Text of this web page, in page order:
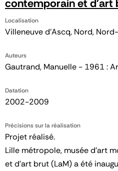
contemporain et d'art
Localisation
Villeneuve d'Ascq, Nord,
Auteurs
Gautrand, Manuelle - 1961 :
Datation
2002-2009
Précisions sur la réalisation
Projet réalisé.
Lille métropole, musée d'art
et d'art brut (LaM) a été